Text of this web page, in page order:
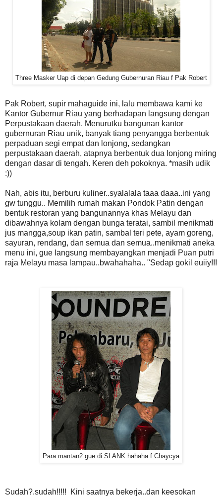
Three Masker Uap di depan Gedung Gubernuran Riau f Pak Robert
Pak Robert, supir mahaguide ini, lalu membawa kami ke
Kantor Gubernur Riau yang berhadapan langsung dengan
Perpustakaan daerah. Menurutku bangunan kantor
gubernuran Riau unik, banyak tiang penyangga berbentuk
perpaduan segi empat dan lonjong, sedangkan
perpustakaan daerah, atapnya berbentuk dua lonjong miring
dengan dasar di tengah. Keren deh pokoknya. *masih udik
:))
Nah, abis itu, berburu kuliner..syalalala taaa daaa..ini yang
gw tunggu.. Memilih rumah makan Pondok Patin dengan
bentuk restoran yang bangunannya khas Melayu dan
dibawahnya kolam dengan bunga teratai, sambil menikmati
jus mangga,soup ikan patin, sambal teri pete, ayam goreng,
sayuran, rendang, dan semua dan semua..menikmati aneka
menu ini, gue langsung membayangkan menjadi Puan putri
raja Melayu masa lampau..bwahahaha.. "Sedap gokil euiiy!!!
Para mantan2 gue di SLANK hahaha f Chaycya
Sudah?.sudah!!!!! Kini saatnya bekerja..dan keesokan